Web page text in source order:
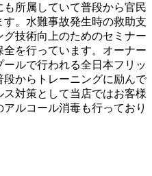
所属していて普段から官民
。水難事故発生時の救助支
技術向上のためのセミナー
を行っています。オーナー
ルで行われる全日本フリッ
からトレーニングに励んで
対策として当店ではお客様
ルコール消毒も行っており